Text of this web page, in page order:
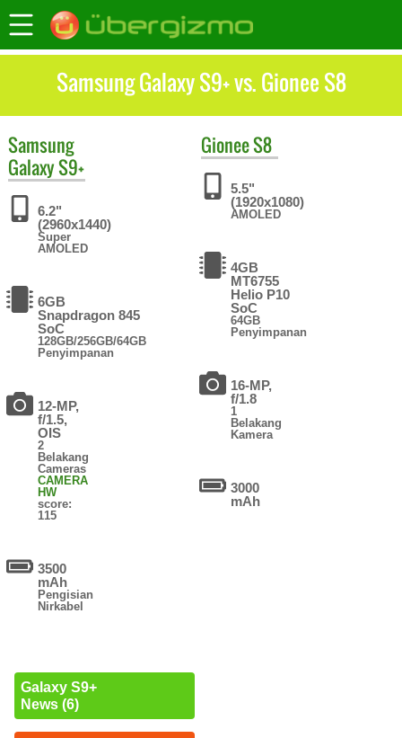
Samsung Galaxy S9+ vs. Gionee S8
Samsung
Galaxy S9+
6.2"
(2960x1440)
Super
AMOLED
6GB
Snapdragon 845
SoC
128GB/256GB/64GB
Penyimpanan
12-MP,
f/1.5,
OIS
2
Belakang
Cameras
CAMERA
HW
score:
115
3500
mAh
Pengisian
Nirkabel
Galaxy S9+
News (6)
GioneeS8
5.5"
(1920x1080)
AMOLED
4GB
MT6755
Helio P10
SoC
64GB
Penyimpanan
16-MP,
f/1.8
1
Belakang
Kamera
3000
mAh